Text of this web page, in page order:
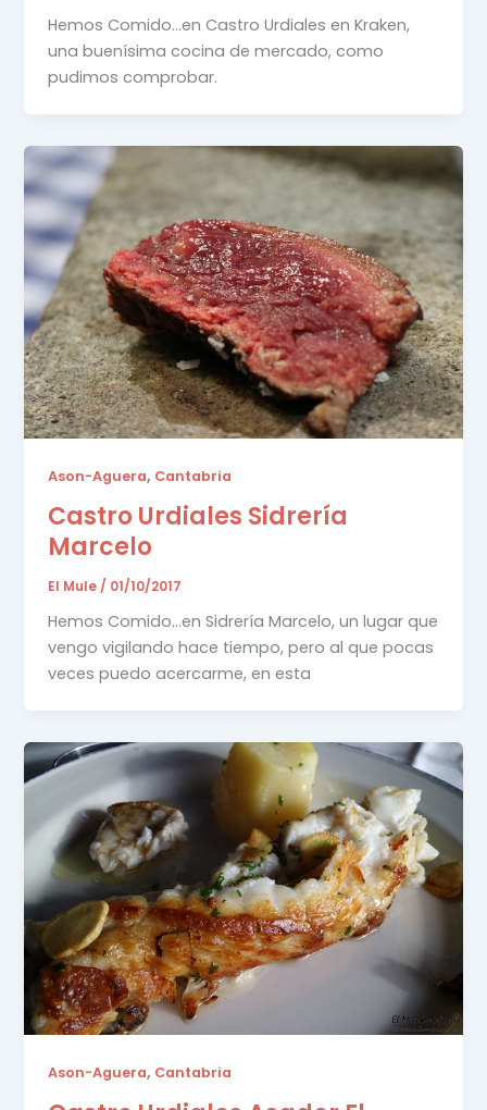
Hemos Comido…en Castro Urdiales en Kraken,
una buenísima cocina de mercado, como
pudimos comprobar.
Ason-Aguera, Cantabria
Castro Urdiales Sidrería
Marcelo
El Mule / 01/10/2017
Hemos Comido…en Sidrería Marcelo, un lugar que
vengo vigilando hace tiempo, pero al que pocas
veces puedo acercarme, en esta
Ason-Aguera, Cantabria